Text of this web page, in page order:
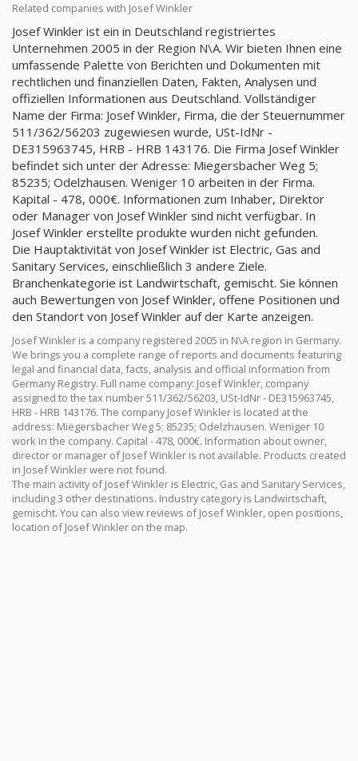
Related companies with Josef Winkler
Josef Winkler ist ein in Deutschland registriertes
Unternehmen 2005 in der Region N\A. Wir bieten Ihnen eine
umfassende Palette von Berichten und Dokumenten mit
rechtlichen und finanziellen Daten, Fakten, Analysen und
offiziellen Informationen aus Deutschland. Vollständiger
Name der Firma: Josef Winkler, Firma, die der Steuernummer
511/362/56203 zugewiesen wurde, USt-IdNr -
DE315963745, HRB - HRB 143176. Die Firma Josef Winkler
befindet sich unter der Adresse: Miegersbacher Weg 5;
85235; Odelzhausen. Weniger 10 arbeiten in der Firma.
Kapital - 478, 000€. Informationen zum Inhaber, Direktor
oder Manager von Josef Winkler sind nicht verfügbar. In
Josef Winkler erstellte produkte wurden nicht gefunden.
Die Hauptaktivität von Josef Winkler ist Electric, Gas and
Sanitary Services, einschließlich 3 andere Ziele.
Branchenkategorie ist Landwirtschaft, gemischt. Sie können
auch Bewertungen von Josef Winkler, offene Positionen und
den Standort von Josef Winkler auf der Karte anzeigen.
Josef Winkler is a company registered 2005 in N\A region in Germany.
We brings you a complete range of reports and documents featuring
legal and financial data, facts, analysis and official information from
Germany Registry. Full name company: Josef Winkler, company
assigned to the tax number 511/362/56203, USt-IdNr - DE315963745,
HRB - HRB 143176. The company Josef Winkler is located at the
address: Miegersbacher Weg 5; 85235; Odelzhausen. Weniger 10
work in the company. Capital - 478, 000€. Information about owner,
director or manager of Josef Winkler is not available. Products created
in Josef Winkler were not found.
The main activity of Josef Winkler is Electric, Gas and Sanitary Services,
including 3 other destinations. Industry category is Landwirtschaft,
gemischt. You can also view reviews of Josef Winkler, open positions,
location of Josef Winkler on the map.